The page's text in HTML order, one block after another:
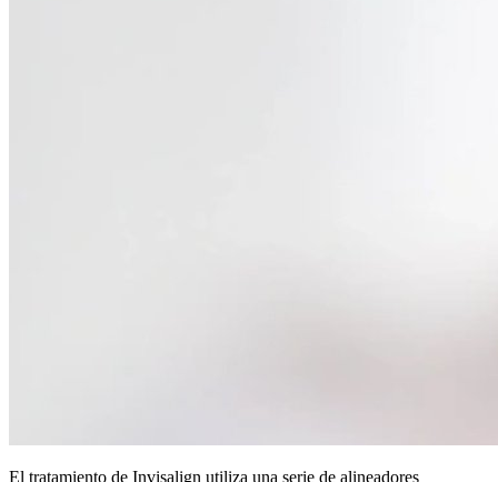
El tratamiento de Invisalign utiliza una serie de alineadores